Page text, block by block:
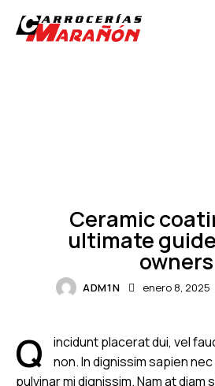
Ceramic
ultimate
owners
ADM1N enero 8, 2025
Q
incidunt placerat dui, vel
non. In dignissim sapien nec
pulvinar mi dignissim. Nam at